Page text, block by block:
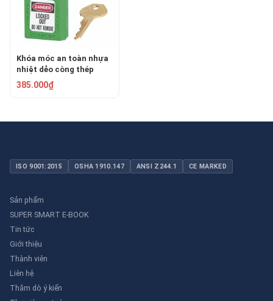
Khóa móc an toàn nhựa
nhiệt dẻo còng thép
6mm Master Lock
410GRN
385.000₫
ISO 9001:2015 OSHA 1910.147 ANSI Z244.1 CE MARKED
Sản phẩm
SUPER SMART E-BOOK
Tin tức
Giới thiệu
Thành viên
Liên hệ
Thăm dò ý kiến